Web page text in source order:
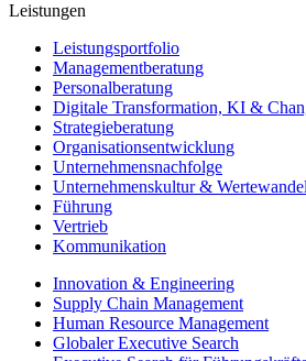
Leistungen
Leistungsportfolio
Managementberatung
Personalberatung
Digitale Transformation, KI &
Strategieberatung
Organisationsentwicklung
Unternehmensnachfolge
Unternehmenskultur & Wertewandel
Führung
Vertrieb
Kommunikation
Innovation & Engineering
Supply Chain Management
Human Resource Management
Globaler Executive Search